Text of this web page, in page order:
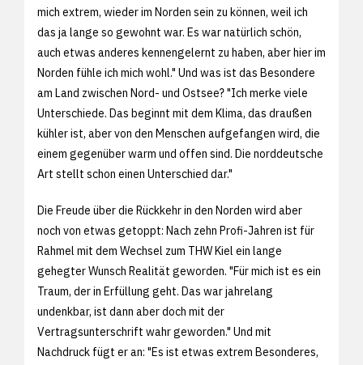
mich extrem, wieder im Norden sein zu können, weil ich
das ja lange so gewohnt war. Es war natürlich schön,
auch etwas anderes kennengelernt zu haben, aber hier im
Norden fühle ich mich wohl." Und was ist das Besondere
am Land zwischen Nord- und Ostsee? "Ich merke viele
Unterschiede. Das beginnt mit dem Klima, das draußen
kühler ist, aber von den Menschen aufgefangen wird, die
einem gegenüber warm und offen sind. Die norddeutsche
Art stellt schon einen Unterschied dar."
Die Freude über die Rückkehr in den Norden wird aber
noch von etwas getoppt: Nach zehn Profi-Jahren ist für
Rahmel mit dem Wechsel zum THW Kiel ein lange
gehegter Wunsch Realität geworden. "Für mich ist es ein
Traum, der in Erfüllung geht. Das war jahrelang
undenkbar, ist dann aber doch mit der
Vertragsunterschrift wahr geworden." Und mit
Nachdruck fügt er an: "Es ist etwas extrem Besonderes,